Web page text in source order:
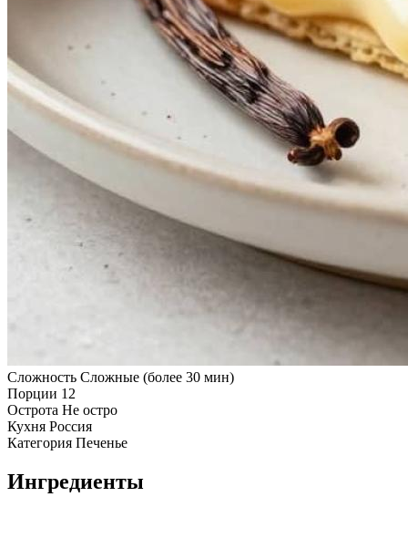
Сложность Сложные (более 30 мин)
Порции 12
Острота Не остро
Кухня Россия
Категория Печенье
Ингредиенты